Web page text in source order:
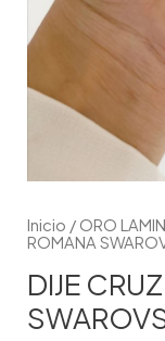
Inicio / ORO
ROMANA
DIJE